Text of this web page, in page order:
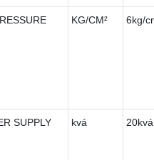
KG/CM² 6kg/
SUPPLY kvá 20kvá